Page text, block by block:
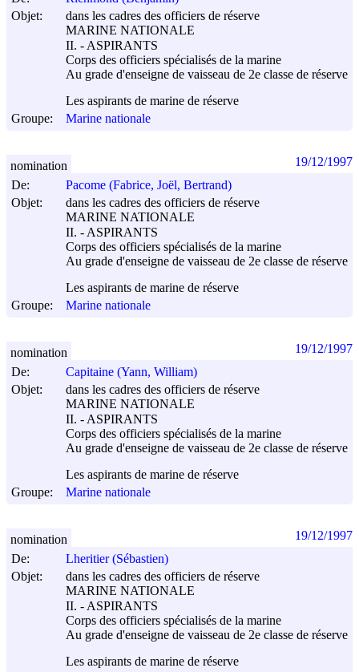
Objet:
dans les cadres des officiers de réserve
MARINE NATIONALE
II. - ASPIRANTS
Corps des officiers spécialisés de la marine
Au grade d'enseigne de vaisseau de 2e classe de réserve
Les aspirants de marine de réserve
Groupe:
Marine nationale
De:
Pacome (Fabrice, Joël, Bertrand)
Objet:
dans les cadres des officiers de réserve
MARINE NATIONALE
II. - ASPIRANTS
Corps des officiers spécialisés de la marine
Au grade d'enseigne de vaisseau de 2e classe de réserve
Les aspirants de marine de réserve
Groupe:
Marine nationale
nomination 19/12/1997
De:
Capitaine (Yann, William)
Objet:
dans les cadres des officiers de réserve
MARINE NATIONALE
II. - ASPIRANTS
Corps des officiers spécialisés de la marine
Au grade d'enseigne de vaisseau de 2e classe de réserve
Les aspirants de marine de réserve
Groupe:
Marine nationale
nomination 19/12/1997
De:
Lheritier (Sébastien)
Objet:
dans les cadres des officiers de réserve
MARINE NATIONALE
II. - ASPIRANTS
Corps des officiers spécialisés de la marine
Au grade d'enseigne de vaisseau de 2e classe de réserve
Les aspirants de marine de réserve
nomination 19/12/1997